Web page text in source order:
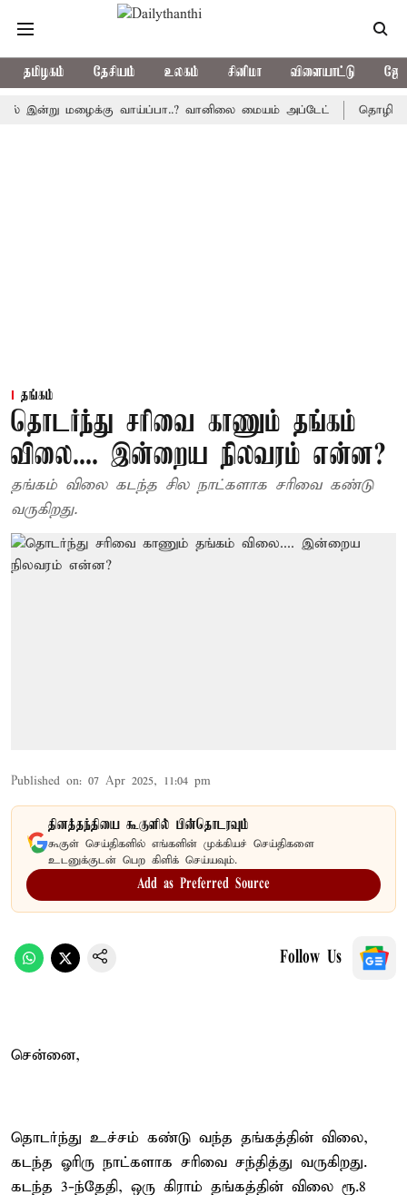
தமிழகம் தேசியம் உலகம் சினிமா விளையாட்டு
மழைக்கு வாய்ப்பா..? வானிலை மையம் அப்டேட் தொழிலில்
தங்கம்
தொடர்ந்து சரிவை காணும் தங்கம்
விலை.... இன்றைய நிலவரம் என்ன?
தங்கம் விலை கடந்த சில நாட்களாக சரிவை கண்டு
வருகிறது.
Published on: 07 Apr 2025, 11:04 pm
தினத்தந்தியை கூகுளில் பின்தொடரவும்
கூகுள் செய்திகளில் எங்களின் முக்கியச் செய்திகளை
உடனுக்குடன் பெற கிளிக் செய்யவும்.
Add as Preferred Source
Follow Us
சென்னை,
தொடர்ந்து உச்சம் கண்டு வந்த தங்கத்தின் விலை,
கடந்த ஓரிரு நாட்களாக சரிவை சந்தித்து வருகிறது.
கடந்த 3-ந்தேதி, ஒரு கிராம் தங்கத்தின் விலை ரூ.8